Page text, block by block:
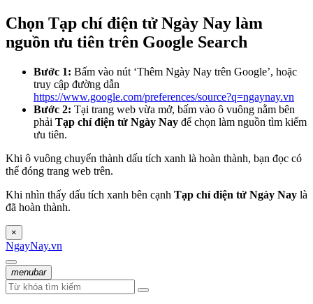
Chọn Tạp chí điện tử Ngày Nay làm
nguồn ưu tiên trên Google Search
Bước 1: Bấm vào nút ‘Thêm Ngày Nay trên Google’, hoặc
truy cập đường dẫn
https://www.google.com/preferences/source?q=ngaynay.vn
Bước 2: Tại trang web vừa mở, bấm vào ô vuông nằm bên
phải Tạp chí điện tử Ngày Nay để chọn làm nguồn tìm kiếm
ưu tiên.
Khi ô vuông chuyển thành dấu tích xanh là hoàn thành, bạn đọc có
thể đóng trang web trên.
Khi nhìn thấy dấu tích xanh bên cạnh Tạp chí điện tử Ngày Nay là
đã hoàn thành.
×
NgayNay.vn
menubar